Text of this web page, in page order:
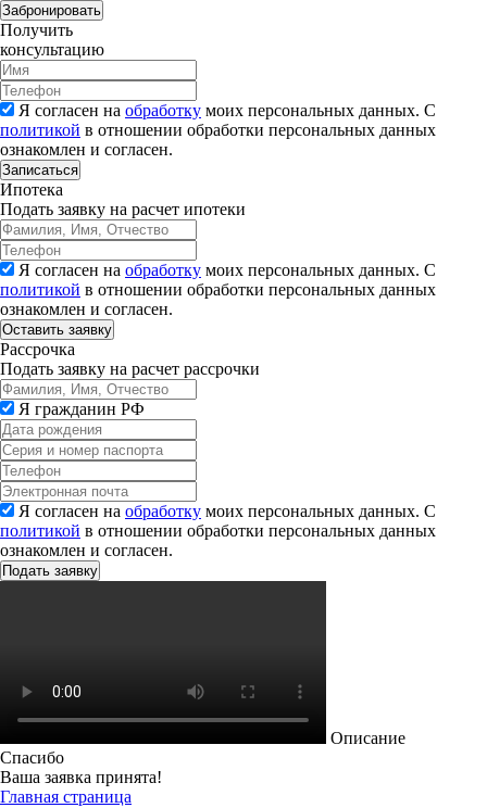
Забронировать
Получить
консультацию
Я согласен на обработку моих персональных данных. С
политикой в отношении обработки персональных данных
ознакомлен и согласен.
Записаться
Ипотека
Подать заявку на расчет ипотеки
Я согласен на обработку моих персональных данных. С
политикой в отношении обработки персональных данных
ознакомлен и согласен.
Рассрочка
Подать заявку на расчет рассрочки
Я гражданин РФ
Я согласен на обработку моих персональных данных. С
политикой в отношении обработки персональных данных
ознакомлен и согласен.
Описание
Спасибо
Ваша заявка принята!
Главная страница